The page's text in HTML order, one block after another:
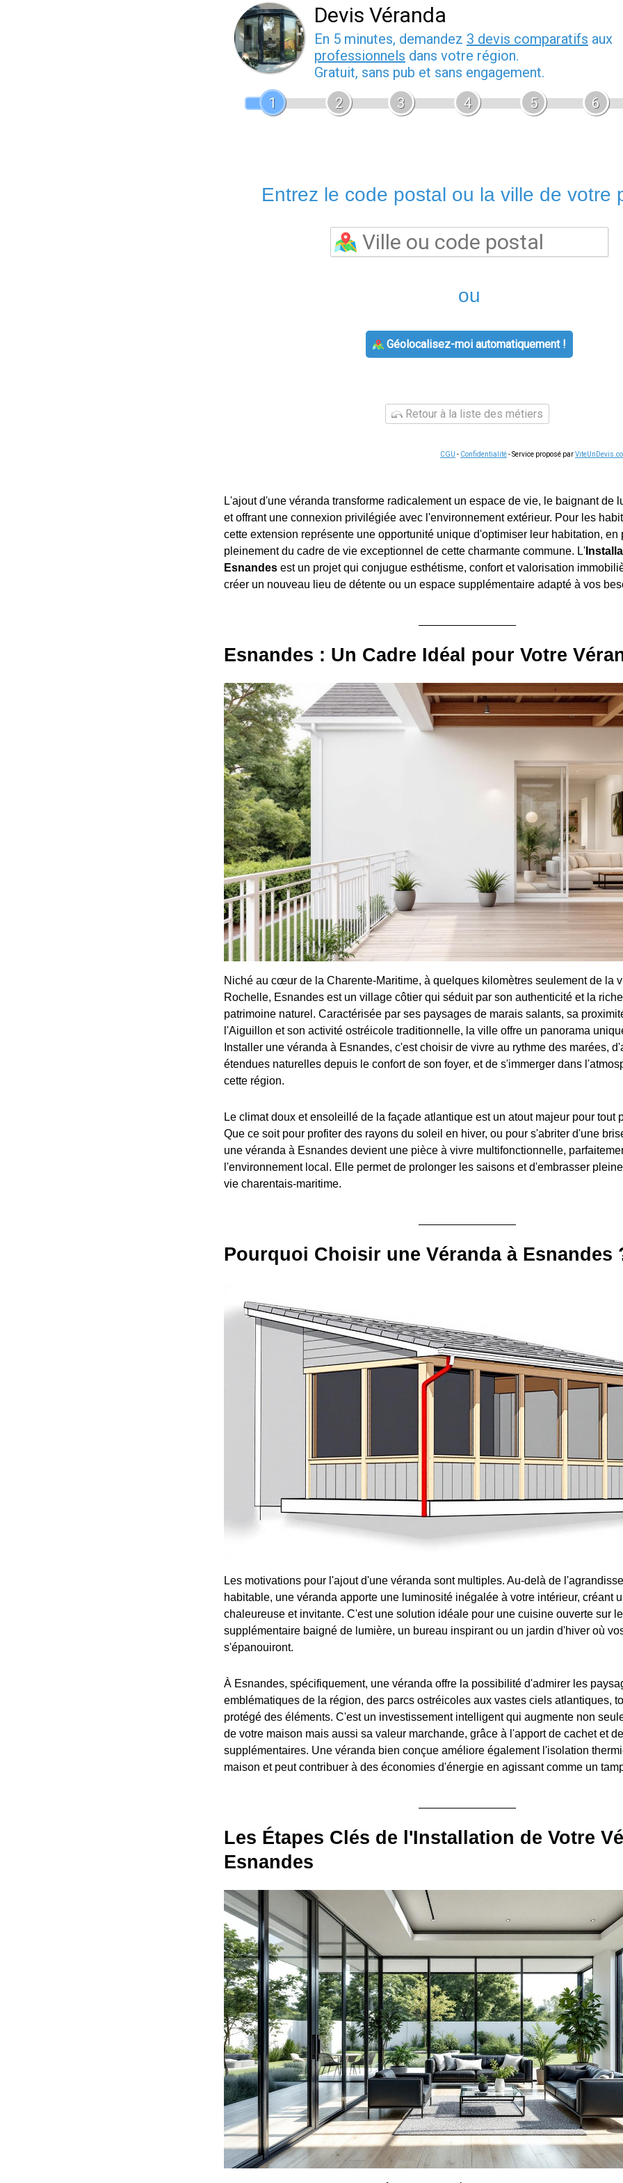
Devis Véranda
En 5 minutes, demandez 3 devis comparatifs aux
professionnels dans votre région.
Gratuit, sans pub et sans engagement.
1
2 3 4 5 6
Entrez le code postal ou la ville de votre
ou
Géolocalisez-moi automatiquement !
Retour à la liste des métiers
CGU - Confidentialité- Service proposé par
L'ajout d'une véranda transforme radicalement un espace de vie, le baignant de
et offrant une connexion privilégiée avec l'environnement extérieur. Pour les
cette extension représente une opportunité unique d'optimiser leur habitation, en
pleinement du cadre de vie exceptionnel de cette charmante commune. L'
Esnandes est un projet qui conjugue esthétisme, confort et valorisation
créer un nouveau lieu de détente ou un espace supplémentaire adapté à vos
Esnandes : Un Cadre Idéal pour Votre
Niché au cœur de la Charente-Maritime, à quelques kilomètres seulement de la
Rochelle, Esnandes est un village côtier qui séduit par son authenticité et la
patrimoine naturel. Caractérisée par ses paysages de marais salants, sa
l'Aiguillon et son activité ostréicole traditionnelle, la ville offre un panorama
Installer une véranda à Esnandes, c'est choisir de vivre au rythme des marées,
étendues naturelles depuis le confort de son foyer, et de s'immerger dans
cette région.
Le climat doux et ensoleillé de la façade atlantique est un atout majeur pour tout
Que ce soit pour profiter des rayons du soleil en hiver, ou pour s'abriter d'une
une véranda à Esnandes devient une pièce à vivre multifonctionnelle,
l'environnement local. Elle permet de prolonger les saisons et d'embrasser
vie charentais-maritime.
Pourquoi Choisir une Véranda à Esnandes
Les motivations pour l'ajout d'une véranda sont multiples. Au-delà de
habitable, une véranda apporte une luminosité inégalée à votre intérieur, créant
chaleureuse et invitante. C'est une solution idéale pour une cuisine ouverte sur
supplémentaire baigné de lumière, un bureau inspirant ou un jardin d'hiver où
s'épanouiront.
À Esnandes, spécifiquement, une véranda offre la possibilité d'admirer les
emblématiques de la région, des parcs ostréicoles aux vastes ciels atlantiques,
protégé des éléments. C'est un investissement intelligent qui augmente non
de votre maison mais aussi sa valeur marchande, grâce à l'apport de cachet et
supplémentaires. Une véranda bien conçue améliore également l'isolation
maison et peut contribuer à des économies d'énergie en agissant comme un
Les Étapes Clés de l'Installation de Votre
Esnandes